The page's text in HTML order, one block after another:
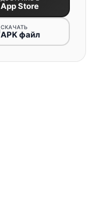
App Store
СКАЧАТЬ
APK файл